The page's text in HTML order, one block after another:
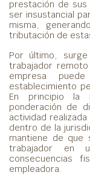
prestación de sus
ser insustancial
misma,
tributación de
Por último,
trabajador
empresa
establecimiento
En principio la
ponderación de
actividad
dentro de la
mantiene de que
trabajador en
consecuencias
empleadora.